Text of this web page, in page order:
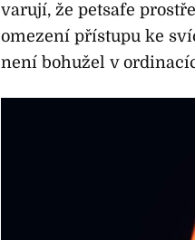
varují, že petsafe
omezení přístupu ke
není bohužel v